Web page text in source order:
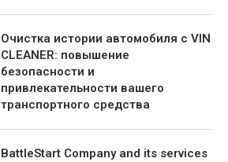
Очистка истории автомобиля с VIN
CLEANER: повышение
безопасности и
привлекательности вашего
транспортного средства
BattleStart Company and its services